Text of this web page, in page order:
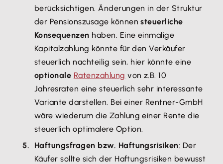
berücksichtigen. Änderungen in der Struktur
der Pensionszusage könnensteuerliche
Konsequenzen haben. Eine einmalige
Kapitalzahlung könnte für den Verkäufer
steuerlich nachteilig sein, hier könnte eine
optionale Ratenzahlung von z.B. 10
Jahresraten eine steuerlich sehr interessante
Variante darstellen. Bei einer Rentner-GmbH
wäre wiederum die Zahlung einer Rente die
steuerlich optimalere Option.
Haftungsfragen bzw. Haftungsrisiken: Der
Käufer sollte sich der Haftungsrisiken bewusst